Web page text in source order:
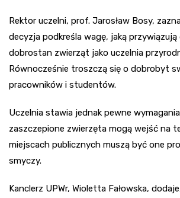
Rektor uczelni, prof. Jarosław Bosy,
decyzja podkreśla wagę, jaką przywiązują
dobrostan zwierząt jako uczelnia
Równocześnie troszczą się o dobrobyt
pracowników i studentów.
Uczelnia stawia jednak pewne
zaszczepione zwierzęta mogą wejść na
miejscach publicznych muszą być one
smyczy.
Kanclerz UPWr, Wioletta Fałowska,